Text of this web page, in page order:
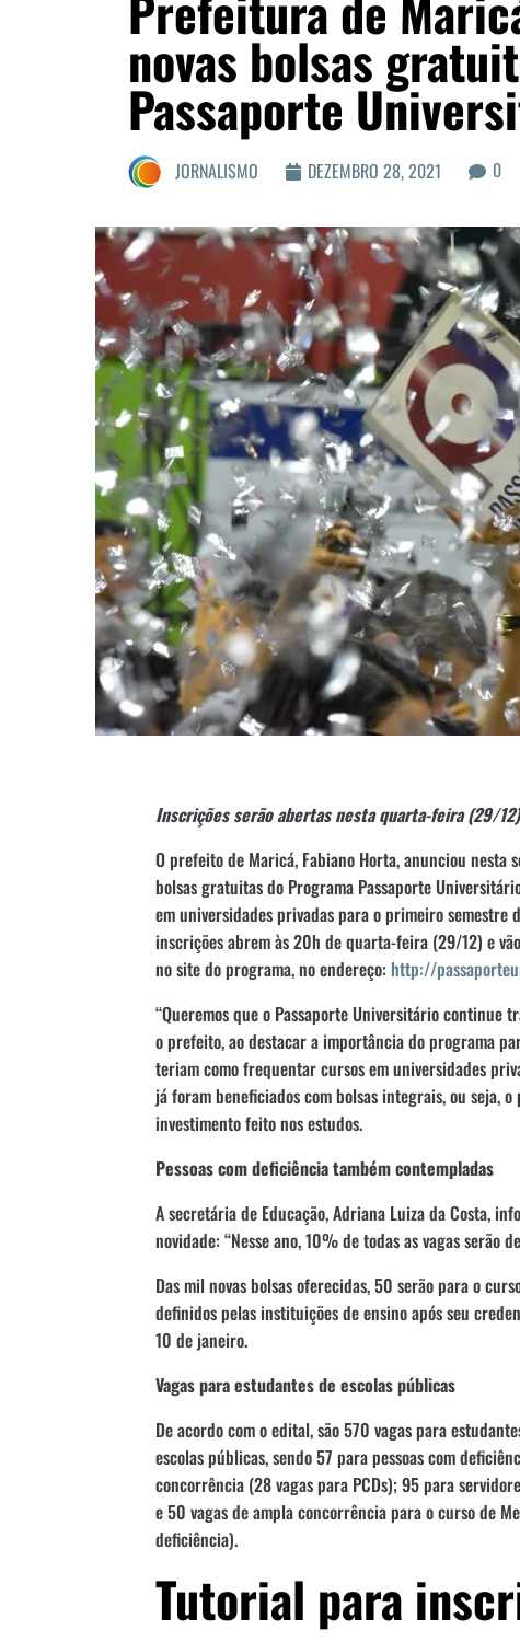
novas bolsas
Passaporte
JORNALISMO DEZEMBRO 28, 2021 0
Inscrições serão abertas nesta quarta-feira (29/12)
O prefeito de Maricá, Fabiano Horta, anunciou
bolsas gratuitas do Programa Passaporte
em universidades privadas para o primeiro semestre
inscrições abrem às 20h de quarta-feira (29/12) e
no site do programa, no endereço: http://
“Queremos que o Passaporte Universitário continue
o prefeito, ao destacar a importância do programa
teriam como frequentar cursos em universidades
já foram beneficiados com bolsas integrais, ou seja,
investimento feito nos estudos.
Pessoas com deficiência também contempladas
A secretária de Educação, Adriana Luiza da Costa,
novidade: “Nesse ano, 10% de todas as vagas serão
Das mil novas bolsas oferecidas, 50 serão para o
definidos pelas instituições de ensino após seu
10 de janeiro.
Vagas para estudantes de escolas públicas
De acordo com o edital, são 570 vagas para
escolas públicas, sendo 57 para pessoas com
concorrência (28 vagas para PCDs); 95 para
e 50 vagas de ampla concorrência para o curso de
deficiência).
Tutorial para